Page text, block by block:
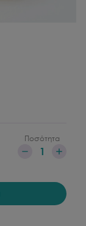
Ποσότητα
1